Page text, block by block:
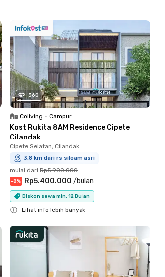
360
Coliving • Campur
Kost Rukita 8AM Residence Cipete
Cilandak
Cipete Selatan, Cilandak
3.8 km dari rs siloam asri
mulai dari Rp5.900.000
-8% Rp5.400.000 /bulan
Diskon sewa min. 12 Bulan
Lihat info lebih banyak